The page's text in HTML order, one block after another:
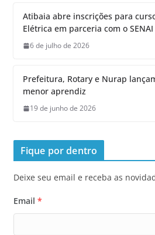
Atibaia abre inscrições para
Elétrica em parceria com o SENAI
6 de julho de 2026
Prefeitura, Rotary e Nurap
menor aprendiz
19 de junho de 2026
Fique por dentro
Deixe seu email e receba as
Email *